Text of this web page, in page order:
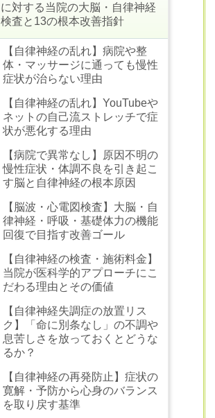
に対する当院の大脳・自律神経
検査と13の根本改善指針
【自律神経の乱れ】病院や整
体・マッサージに通っても慢性
症状が治らない理由
【自律神経の乱れ】YouTubeや
ネットの自己流ストレッチで症
状が悪化する理由
【病院で異常なし】原因不明の
慢性症状・体調不良を引き起こ
す脳と自律神経の根本原因
【脳波・心電図検査】大脳・自
律神経・呼吸・基礎体力の機能
回復で目指す改善ゴール
【自律神経の検査・施術料金】
当院が医科学的アプローチにこ
だわる理由とその価値
【自律神経失調症の放置リス
ク】「命に別条なし」の不調や
息苦しさを放っておくとどうな
るか？
【自律神経の再発防止】症状の
寛解・予防から心身のバランス
を取り戻す基準